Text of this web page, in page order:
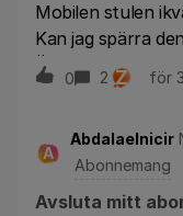
Mobilen stulen
Kan jag spärra den
Ändrat ämnet till
0 2 Z för
A
Abdalaelnicir
Abonnemang
Avsluta mitt